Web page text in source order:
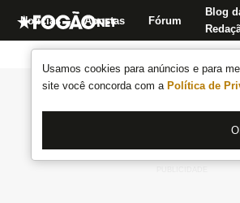
Usamos cookies para anúncios e para
site você concorda com a Política de
Notícias Apostas Fórum
Blog